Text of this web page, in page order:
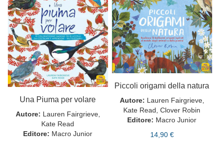
Una Piuma per volare
Autore: Lauren Fairgrieve,
Kate Read
Editore: Macro Junior
Piccoli origami della natura
Autore: Lauren Fairgrieve,
Kate Read, Clover Robin
Editore: Macro Junior
14,90 €